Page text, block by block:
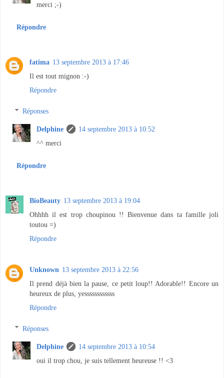
merci ;-)
Répondre
fatima 13 septembre 2013 à 17:46
Il est tout mignon :-)
Répondre
Réponses
Delphine
14 septembre 2013 à 10:52
^^ merci
Répondre
BioBeauty 13 septembre 2013 à 19:04
Ohhhh il est trop choupinou !! Bienvenue dans ta famille joli
toutou =)
Répondre
Unknown 13 septembre 2013 à 22:56
Il prend déjà bien la pause, ce petit loup!! Adorable!! Encore un
heureux de plus, yessssssssssss
Répondre
Réponses
Delphine
14 septembre 2013 à 10:54
oui il trop chou, je suis tellement heureuse !! <3